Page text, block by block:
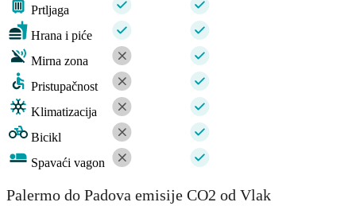
Prtljaga
Hrana i piće
Mirna zona
Pristupačnost
Klimatizacija
Bicikl
Spavaći vagon
Palermo do Padova emisije CO2 od Vlak